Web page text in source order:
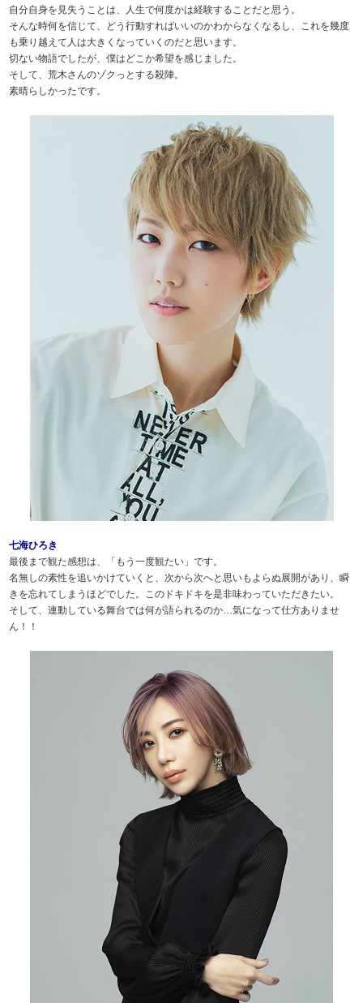
自分自身を見失うことは、人生で何度かは経験することだと思う。
そんな時何を信じて、どう行動すればいいのかわからなくなるし、これを幾度
も乗り越えて人は大きくなっていくのだと思います。
切ない物語でしたが、僕はどこか希望を感じました。
そして、荒木さんのゾクっとする殺陣。
素晴らしかったです。
七海ひろき
最後まで観た感想は、「もう一度観たい」です。
名無しの素性を追いかけていくと、次から次へと思いもよらぬ展開があり、瞬
きを忘れてしまうほどでした。このドキドキを是非味わっていただきたい。
そして、連動している舞台では何が語られるのか…気になって仕方ありませ
ん！！